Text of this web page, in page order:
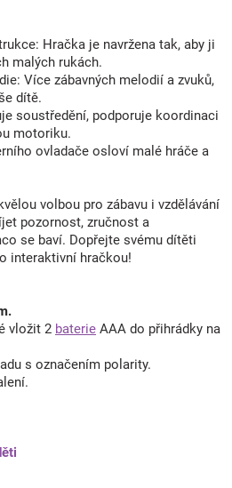
Hračka je navržena tak, aby ji
malých rukách.
Více zábavných melodií a zvuků,
dítě.
soustředění, podporuje koordinaci
motoriku.
ovladače osloví malé hráče a
volbou pro zábavu i vzdělávání
pozornost, zručnost a
se baví. Dopřejte svému dítěti
interaktivní hračkou!
vložit 2 baterie AAA do přihrádky na
s označením polarity.